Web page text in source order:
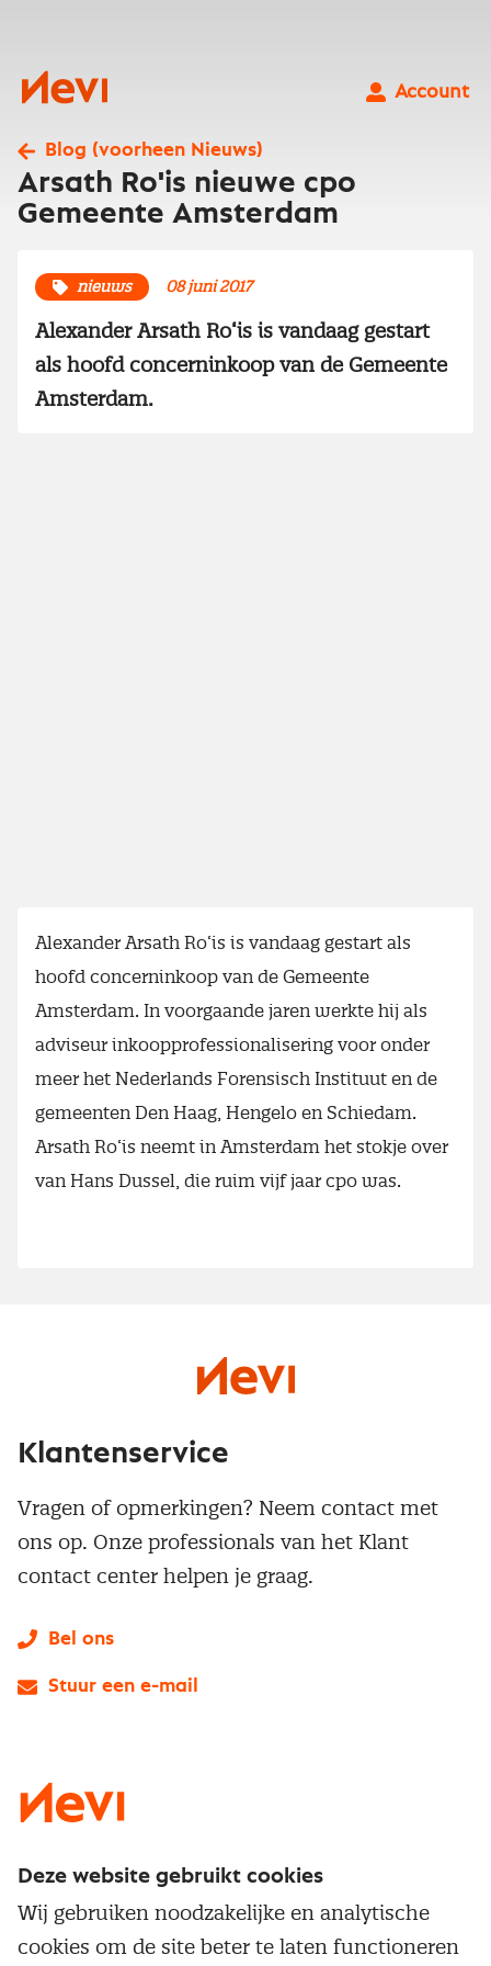
Nevi
Account
Blog (voorheen Nieuws)
Arsath Ro'is nieuwe cpo
Gemeente Amsterdam
nieuws 08 juni 2017
Alexander Arsath Ro‘is is vandaag gestart
als hoofd concerninkoop van de Gemeente
Amsterdam.
Alexander Arsath Ro‘is is vandaag gestart als
hoofd concerninkoop van de Gemeente
Amsterdam. In voorgaande jaren werkte hij als
adviseur inkoopprofessionalisering voor onder
meer het Nederlands Forensisch Instituut en de
gemeenten Den Haag, Hengelo en Schiedam.
Arsath Ro‘is neemt in Amsterdam het stokje over
van Hans Dussel, die ruim vijf jaar cpo was.
Service & contact
Populaire thema's
Klantenservice
Vragen of opmerkingen? Neem contact met
ons op. Onze professionals van het Klant
contact center helpen je graag.
Bel ons
Stuur een e-mail
Deze website gebruikt cookies
Wij gebruiken noodzakelijke en analytische
cookies om de site beter te laten functioneren